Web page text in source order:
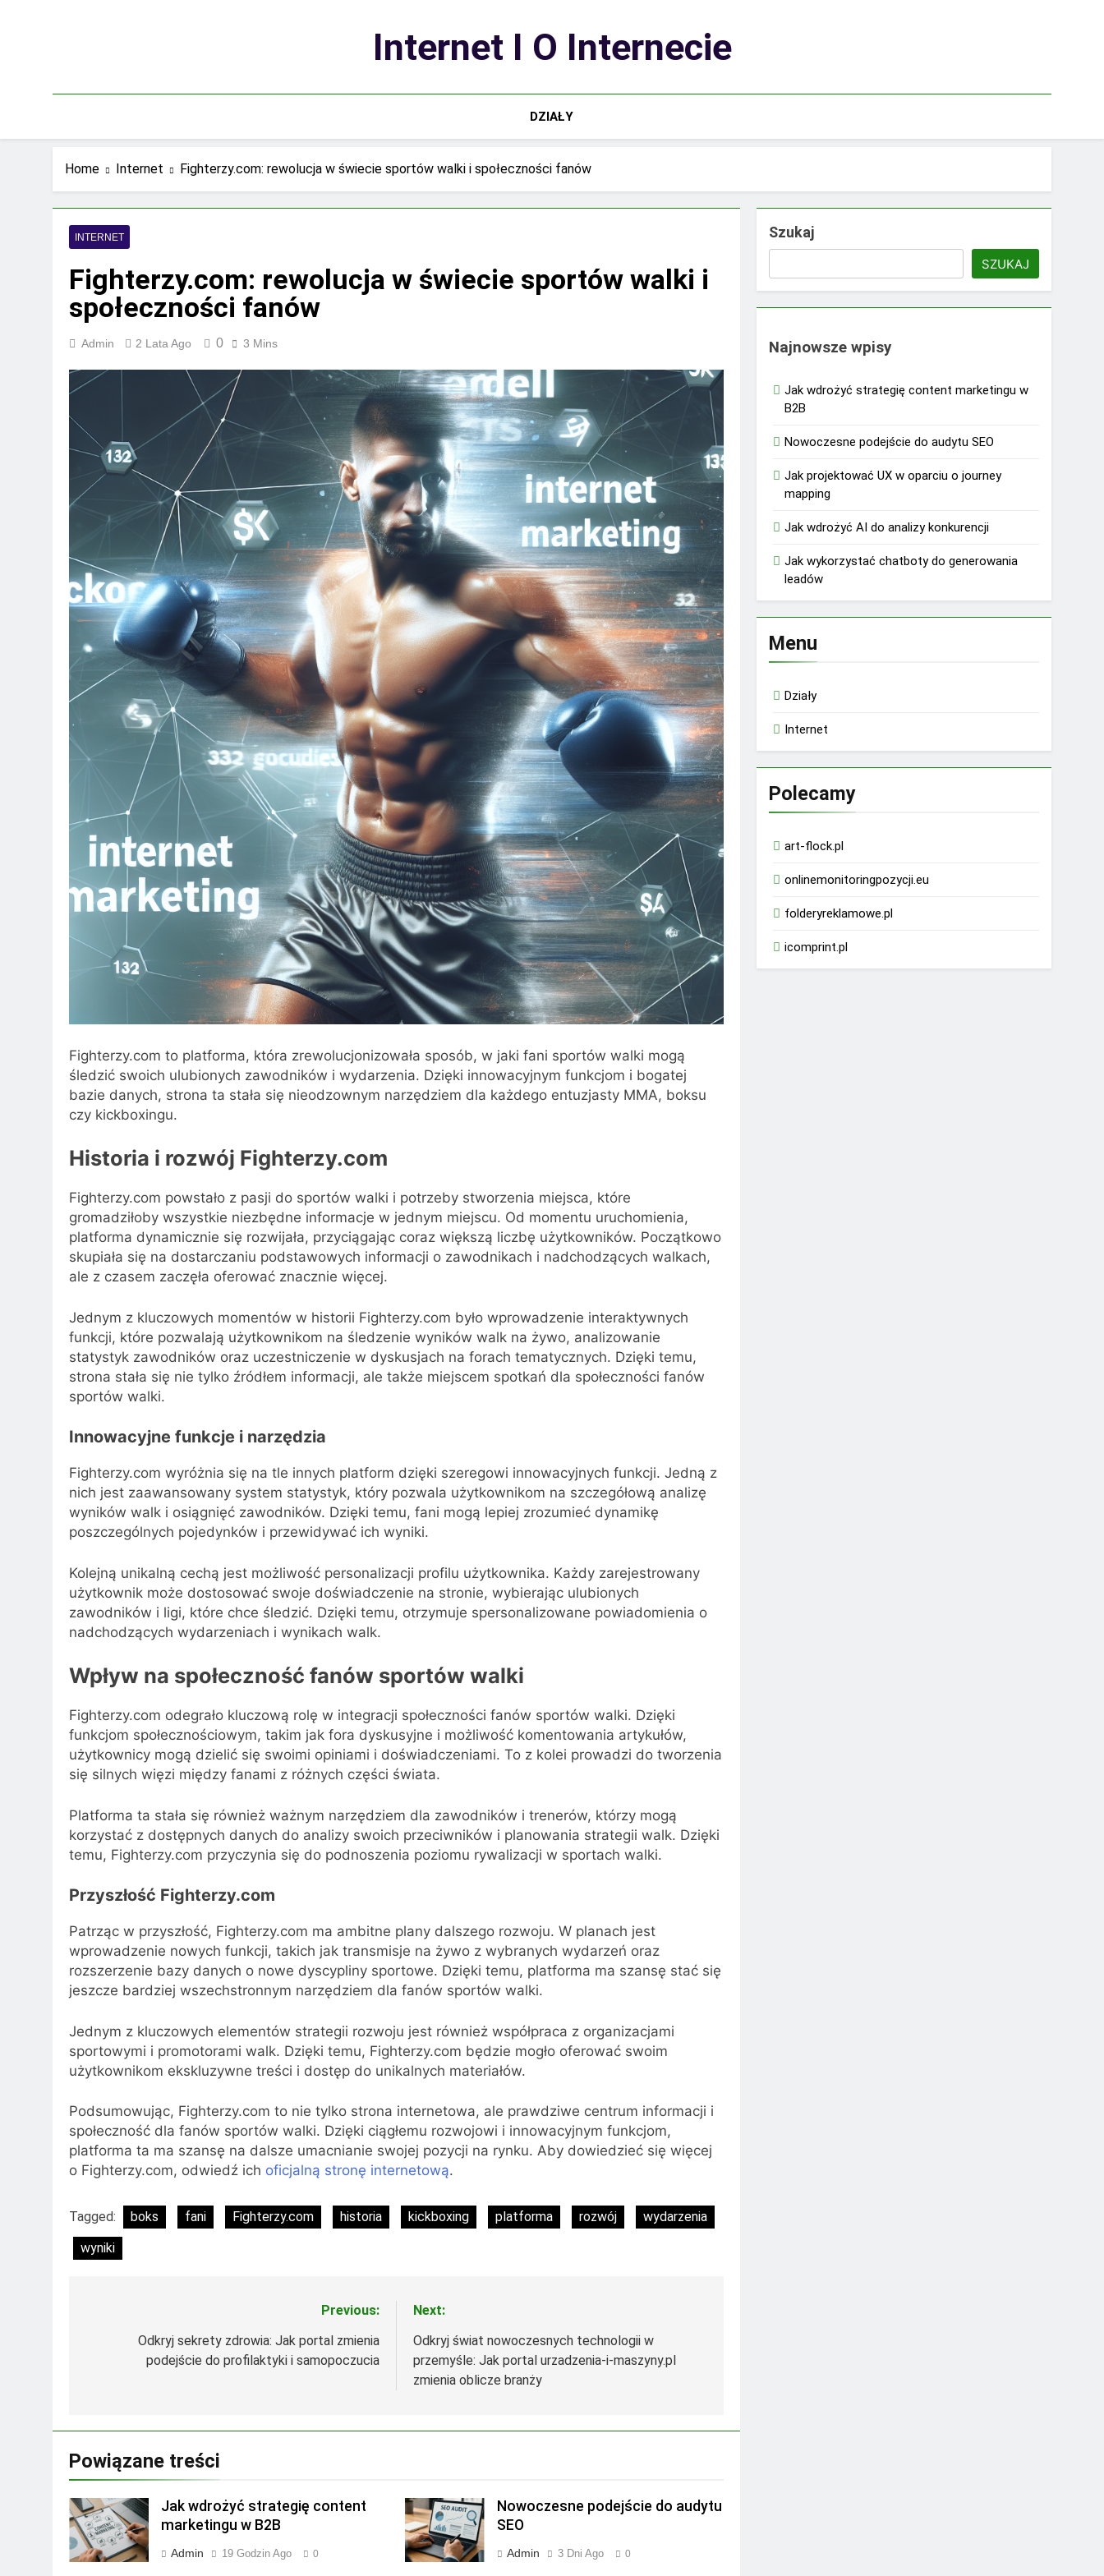
Internet I O Internecie
DZIAŁY
Home Internet Fighterzy.com: rewolucja w świecie sportów walki i społeczności fanów
INTERNET
Fighterzy.com: rewolucja w świecie sportów walki i
społeczności fanów
Admin 2 Lata Ago 0 3 Mins
Fighterzy.com to platforma, która zrewolucjonizowała sposób, w jaki fani sportów walki mogą
śledzić swoich ulubionych zawodników i wydarzenia. Dzięki innowacyjnym funkcjom i bogatej
bazie danych, strona ta stała się nieodzownym narzędziem dla każdego entuzjasty MMA, boksu
czy kickboxingu.
Historia i rozwój Fighterzy.com
Fighterzy.com powstało z pasji do sportów walki i potrzeby stworzenia miejsca, które
gromadziłoby wszystkie niezbędne informacje w jednym miejscu. Od momentu uruchomienia,
platforma dynamicznie się rozwijała, przyciągając coraz większą liczbę użytkowników. Początkowo
skupiała się na dostarczaniu podstawowych informacji o zawodnikach i nadchodzących walkach,
ale z czasem zaczęła oferować znacznie więcej.
Jednym z kluczowych momentów w historii Fighterzy.com było wprowadzenie interaktywnych
funkcji, które pozwalają użytkownikom na śledzenie wyników walk na żywo, analizowanie
statystyk zawodników oraz uczestniczenie w dyskusjach na forach tematycznych. Dzięki temu,
strona stała się nie tylko źródłem informacji, ale także miejscem spotkań dla społeczności fanów
sportów walki.
Innowacyjne funkcje i narzędzia
Fighterzy.com wyróżnia się na tle innych platform dzięki szeregowi innowacyjnych funkcji. Jedną z
nich jest zaawansowany system statystyk, który pozwala użytkownikom na szczegółową analizę
wyników walk i osiągnięć zawodników. Dzięki temu, fani mogą lepiej zrozumieć dynamikę
poszczególnych pojedynków i przewidywać ich wyniki.
Kolejną unikalną cechą jest możliwość personalizacji profilu użytkownika. Każdy zarejestrowany
użytkownik może dostosować swoje doświadczenie na stronie, wybierając ulubionych
zawodników i ligi, które chce śledzić. Dzięki temu, otrzymuje spersonalizowane powiadomienia o
nadchodzących wydarzeniach i wynikach walk.
Wpływ na społeczność fanów sportów walki
Fighterzy.com odegrało kluczową rolę w integracji społeczności fanów sportów walki. Dzięki
funkcjom społecznościowym, takim jak fora dyskusyjne i możliwość komentowania artykułów,
użytkownicy mogą dzielić się swoimi opiniami i doświadczeniami. To z kolei prowadzi do tworzenia
się silnych więzi między fanami z różnych części świata.
Platforma ta stała się również ważnym narzędziem dla zawodników i trenerów, którzy mogą
korzystać z dostępnych danych do analizy swoich przeciwników i planowania strategii walk. Dzięki
temu, Fighterzy.com przyczynia się do podnoszenia poziomu rywalizacji w sportach walki.
Przyszłość Fighterzy.com
Patrząc w przyszłość, Fighterzy.com ma ambitne plany dalszego rozwoju. W planach jest
wprowadzenie nowych funkcji, takich jak transmisje na żywo z wybranych wydarzeń oraz
rozszerzenie bazy danych o nowe dyscypliny sportowe. Dzięki temu, platforma ma szansę stać się
jeszcze bardziej wszechstronnym narzędziem dla fanów sportów walki.
Jednym z kluczowych elementów strategii rozwoju jest również współpraca z organizacjami
sportowymi i promotorami walk. Dzięki temu, Fighterzy.com będzie mogło oferować swoim
użytkownikom ekskluzywne treści i dostęp do unikalnych materiałów.
Podsumowując, Fighterzy.com to nie tylko strona internetowa, ale prawdziwe centrum informacji i
społeczność dla fanów sportów walki. Dzięki ciągłemu rozwojowi i innowacyjnym funkcjom,
platforma ta ma szansę na dalsze umacnianie swojej pozycji na rynku. Aby dowiedzieć się więcej
o Fighterzy.com, odwiedź ich oficjalną stronę internetową.
Tagged: boks fani Fighterzy.com historia kickboxing platforma rozwój
wydarzenia
wyniki
Previous:
Odkryj sekrety zdrowia: Jak portal zmienia
podejście do profilaktyki i samopoczucia
Next:
Odkryj świat nowoczesnych technologii w
przemyśle: Jak portal urzadzenia-i-maszyny.pl
zmienia oblicze branży
Powiązane treści
Jak wdrożyć strategię content
marketingu w B2B
Admin 19 Godzin Ago 0
Nowoczesne podejście do audytu
SEO
Admin 3 Dni Ago 0
Szukaj
SZUKAJ
Najnowsze wpisy
Jak wdrożyć strategię content marketingu w
B2B
Nowoczesne podejście do audytu SEO
Jak projektować UX w oparciu o journey
mapping
Jak wdrożyć AI do analizy konkurencji
Jak wykorzystać chatboty do generowania
leadów
Menu
Działy
Internet
Polecamy
art-flock.pl
onlinemonitoringpozycji.eu
folderyreklamowe.pl
icomprint.pl